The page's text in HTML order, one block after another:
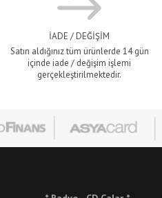
İADE / DEĞİŞİM
Satın aldığınız tüm ürünlerde 14 gün
içinde iade / değişim işlemi
gerçekleştirilmektedir.